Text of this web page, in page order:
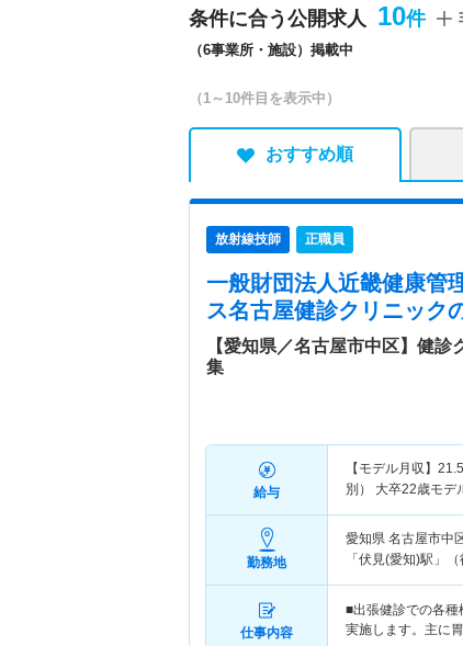
条件に合う公開求人 10
（6事業所・施設）掲載中
（1～10件目を表示中）
おすすめ順
放射線技師 正職員
一般財団法人近畿健康管
ス名古屋健診クリニック
【愛知県／名古屋市中区】健
集
給与
【モデル月収】 21.5
別） 大卒22歳モデ
勤務地
愛知県 名古屋市中
「伏見(愛知)駅」（
仕事内容
■出張健診での各種
実施します。主に